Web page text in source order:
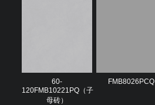
60-
120FMB10221PQ（子
母砖）
FMB8026PCQ